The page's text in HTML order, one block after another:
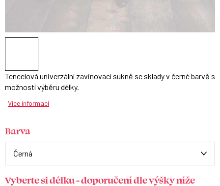
Tencelová univerzální zavinovací sukně se sklady v černé barvě s
možností výběru délky.
Více informací
Barva
Vyberte si délku - doporučení dle výšky níže